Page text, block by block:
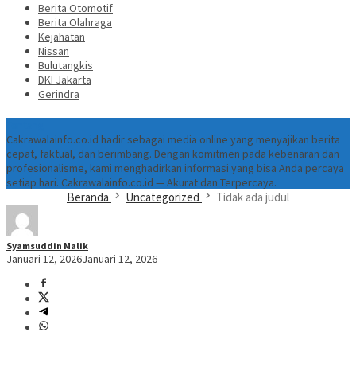
Berita Otomotif
Berita Olahraga
Kejahatan
Nissan
Bulutangkis
DKI Jakarta
Gerindra
Cakrawalainfo.co.id hadir sebagai media online yang menyajikan berita
cepat, faktual, dan berimbang. Dengan komitmen pada kebenaran dan
profesionalisme, kami menghadirkan informasi yang bisa Anda percaya
setiap hari. Cakrawalainfo.co.id — Akurat dan Terpercaya.
Beranda Uncategorized Tidak ada judul
Syamsuddin Malik
Januari 12, 2026Januari 12, 2026